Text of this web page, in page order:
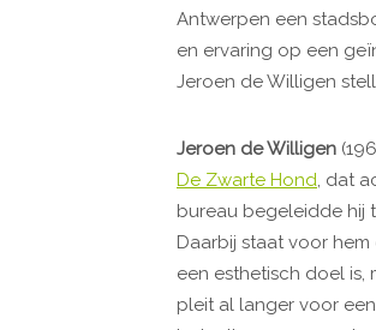
Antwerpen een
en ervaring op een
Jeroen de Willigen
Jeroen de Willigen
De Zwarte Hond, dat
bureau begeleidde hij
Daarbij staat voor
een esthetisch doel
pleit al langer voor